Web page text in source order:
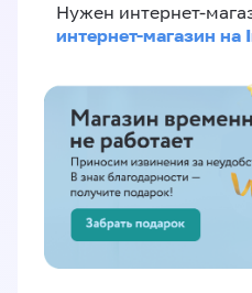
Нужен интернет-
интернет-магазин на